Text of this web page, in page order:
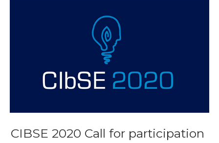
CIBSE 2020 Call for participation